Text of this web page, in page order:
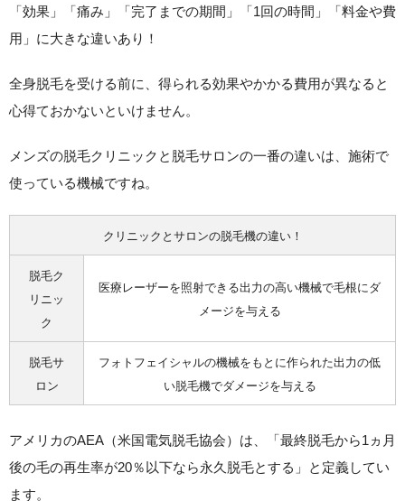
「効果」「痛み」「完了までの期間」「1回の時間」「料金や費
用」に大きな違いあり！
全身脱毛を受ける前に、得られる効果やかかる費用が異なると
心得ておかないといけません。
メンズの脱毛クリニックと脱毛サロンの一番の違いは、施術で
使っている機械ですね。
クリニックとサロンの脱毛機の違い！
脱毛ク
リニッ
ク
医療レーザーを照射できる出力の高い機械で毛根にダ
メージを与える
脱毛サ
ロン
フォトフェイシャルの機械をもとに作られた出力の低
い脱毛機でダメージを与える
アメリカのAEA（米国電気脱毛協会）は、
「最終脱毛から1ヵ月
後の毛の再生率が20％以下なら永久脱毛とする」と定義してい
ます。